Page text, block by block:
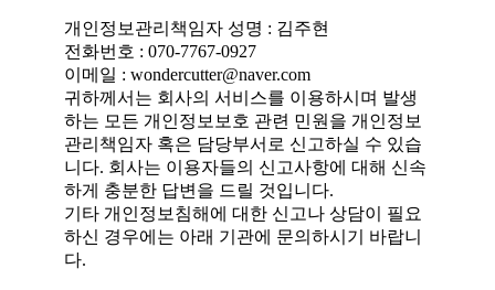
개인정보관리책임자 성명 : 김주현
전화번호 : 070-7767-0927
이메일 : wondercutter@naver.com
귀하께서는 회사의 서비스를 이용하시며 발생
하는 모든 개인정보보호 관련 민원을 개인정보
관리책임자 혹은 담당부서로 신고하실 수 있습
니다. 회사는 이용자들의 신고사항에 대해 신속
하게 충분한 답변을 드릴 것입니다.
기타 개인정보침해에 대한 신고나 상담이 필요
하신 경우에는 아래 기관에 문의하시기 바랍니
다.